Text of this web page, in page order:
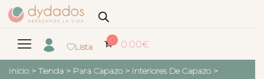
Lista
0 0.00€
Inicio > Tienda > Para Capazo > Interiores De Capazo >